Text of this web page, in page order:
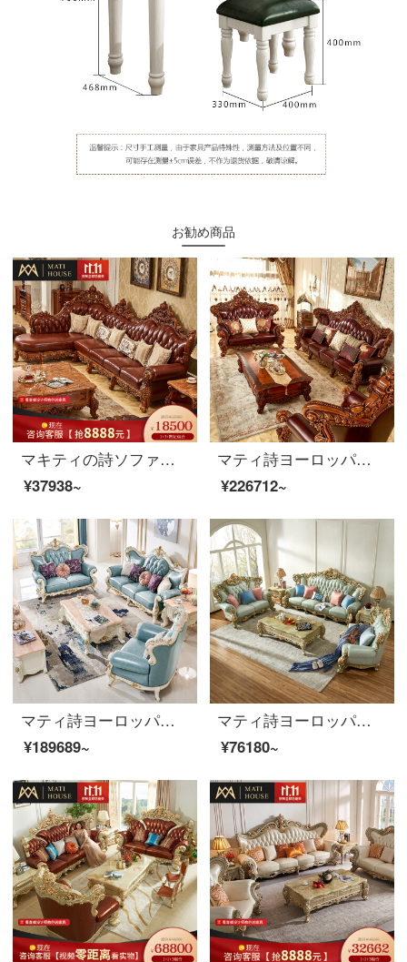
お勧め商品
マキティの詩ソファー欧式ソファーの真皮のソファーの頭の層の皮の豪華な組み合わせの回転角の大きさの部屋型ソファーの豪華なアメリカ式ソファの豪華な木の本当の牛皮のソファーは手すりのシングル席がありません。
¥37938~
マティ詩ヨーロッパ式ソファアメリカ式ソファ豪華別荘実用木家具実木本革ソファリビングセット868 SFタイゴム木耐摩耗性真牛ソファ3人です。
¥226712~
マティ詩ヨーロッパ式ソファーヨーロッパ式セットリビング家具実木ソファ123シングル+2人+3人のソファ
¥189689~
マティ詩ヨーロッパ式の実木ソファセットリビングルームの小型別荘の本革描金家具のセットは郵送でカスタマイズします。
¥76180~